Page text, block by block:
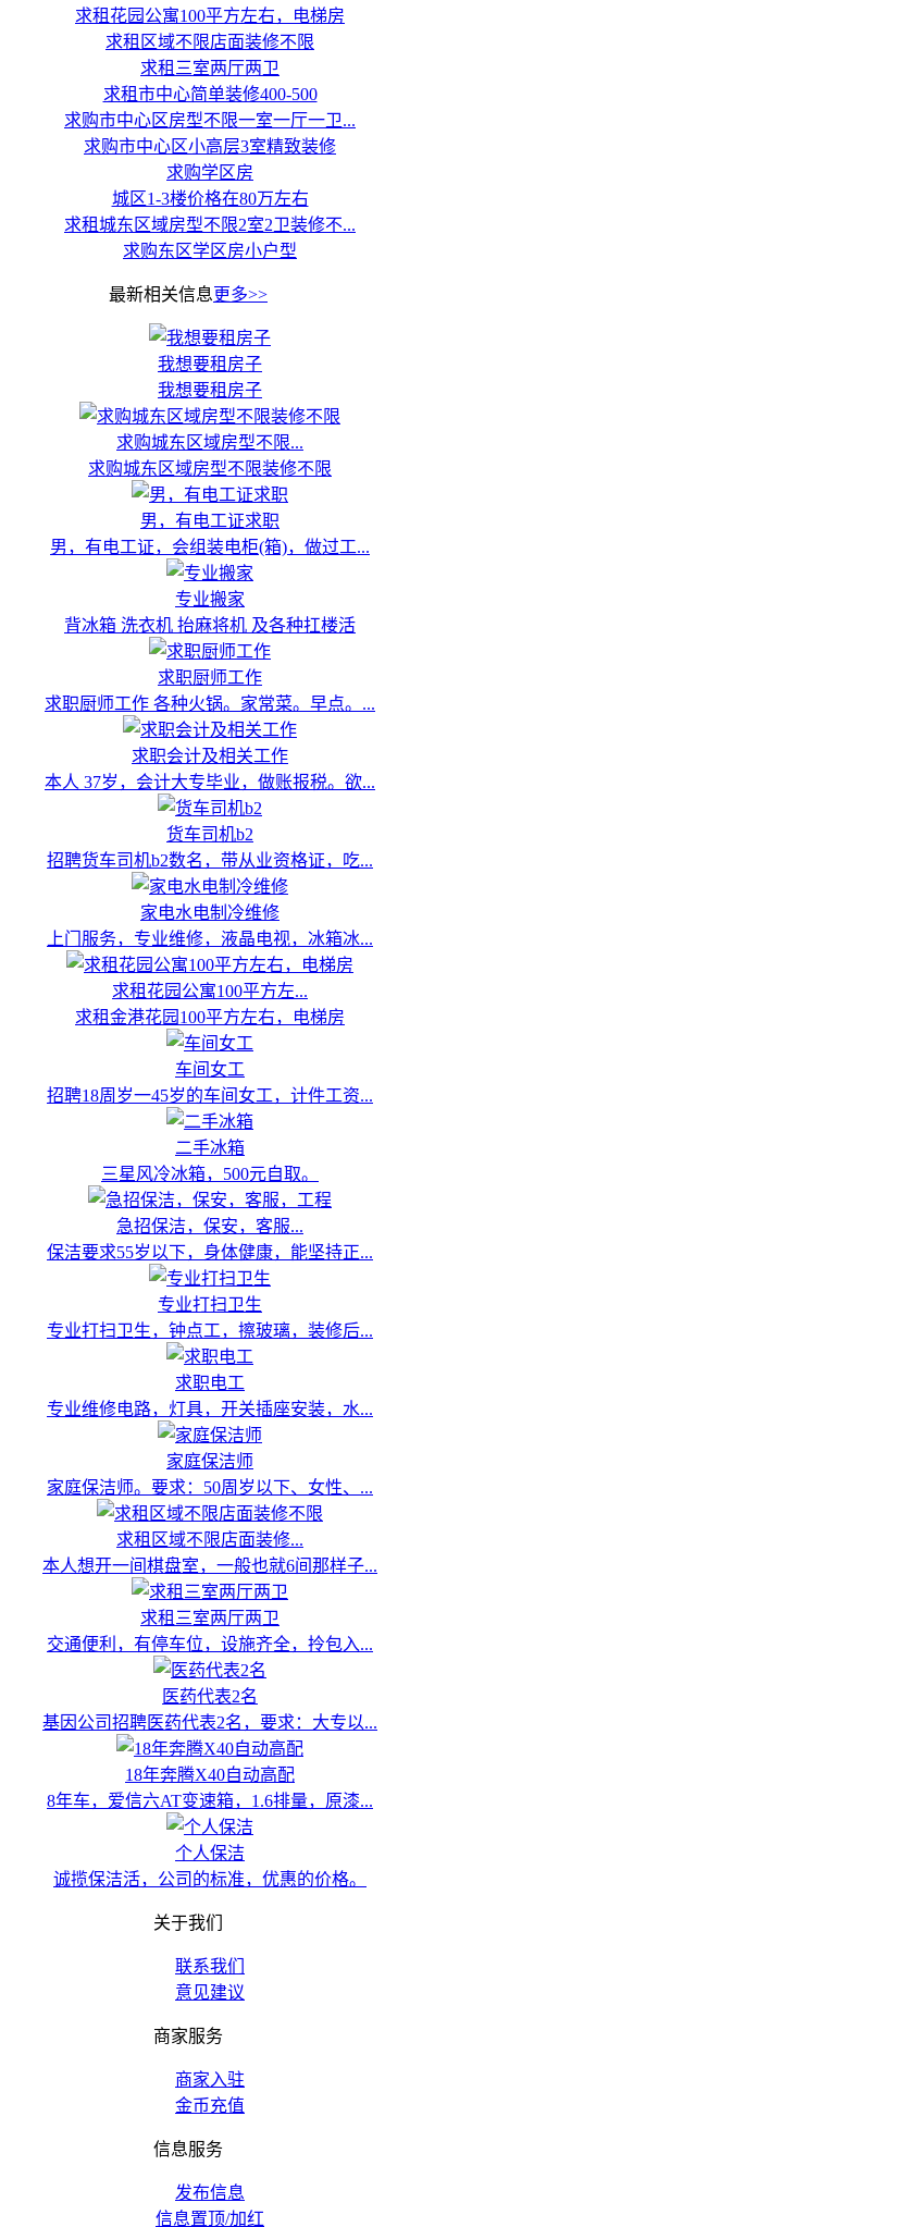
求租花园公寓100平方左右，电梯房
求租区域不限店面装修不限
求租三室两厅两卫
求租市中心简单装修400-500
求购市中心区房型不限一室一厅一卫...
求购市中心区小高层3室精致装修
求购学区房
城区1-3楼价格在80万左右
求租城东区域房型不限2室2卫装修不...
求购东区学区房小户型
最新相关信息更多>>
我想要租房子
我想要租房子
求购城东区域房型不限...
求购城东区域房型不限装修不限
男，有电工证求职
男，有电工证，会组装电柜(箱)，做过工...
专业搬家
背冰箱 洗衣机 抬麻将机 及各种扛楼活
求职厨师工作
求职厨师工作 各种火锅。家常菜。早点。...
求职会计及相关工作
本人 37岁，会计大专毕业，做账报税。欲...
货车司机b2
招聘货车司机b2数名，带从业资格证，吃...
家电水电制冷维修
上门服务，专业维修，液晶电视，冰箱冰...
求租花园公寓100平方左...
求租金港花园100平方左右，电梯房
车间女工
招聘18周岁一45岁的车间女工，计件工资...
二手冰箱
三星风冷冰箱，500元自取。
急招保洁，保安，客服...
保洁要求55岁以下，身体健康，能坚持正...
专业打扫卫生
专业打扫卫生，钟点工，擦玻璃，装修后...
求职电工
专业维修电路，灯具，开关插座安装，水...
家庭保洁师
家庭保洁师。要求：50周岁以下、女性、...
求租区域不限店面装修...
本人想开一间棋盘室，一般也就6间那样子...
求租三室两厅两卫
交通便利，有停车位，设施齐全，拎包入...
医药代表2名
基因公司招聘医药代表2名，要求：大专以...
18年奔腾X40自动高配
8年车，爱信六AT变速箱，1.6排量，原漆...
个人保洁
诚揽保洁活，公司的标准，优惠的价格。
关于我们
联系我们
意见建议
商家服务
商家入驻
金币充值
信息服务
发布信息
信息置顶/加红